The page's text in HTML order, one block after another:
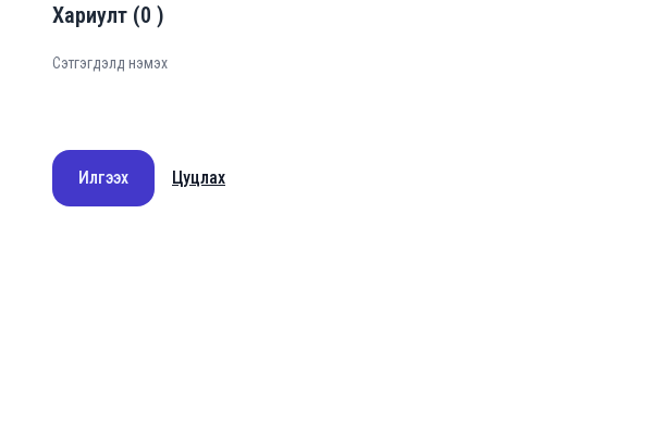
Хариулт (0 )
Илгээх Цуцлах